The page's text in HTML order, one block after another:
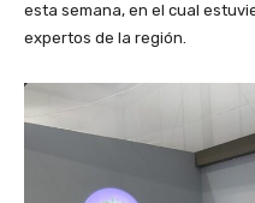
esta semana, en el cual
expertos de la región.